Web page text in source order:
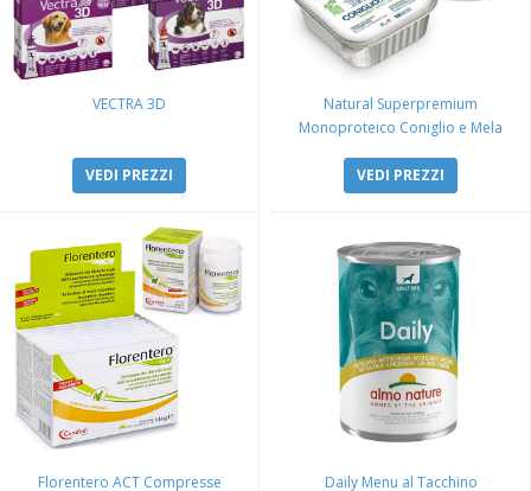
VECTRA 3D
VEDI PREZZI
Natural Superpremium
Monoproteico Coniglio e Mela
VEDI PREZZI
Florentero ACT Compresse Daily Menu al Tacchino